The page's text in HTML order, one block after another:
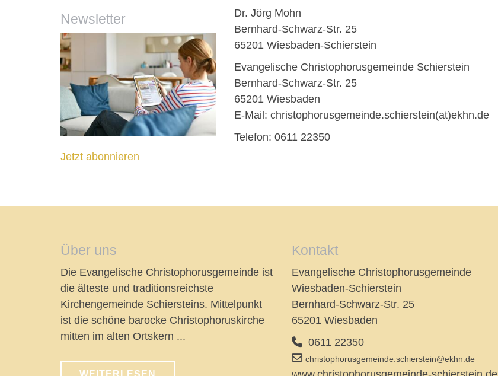
Dr. Jörg Mohn
Bernhard-Schwarz-Str. 25
65201 Wiesbaden-Schierstein
Evangelische Christophorusgemeinde Schierstein
Bernhard-Schwarz-Str. 25
65201 Wiesbaden
E-Mail: christophorusgemeinde.schierstein(at)ekhn.de
Telefon: 0611 22350
Newsletter
Jetzt abonnieren
Über uns
Die Evangelische Christophorusgemeinde ist
die älteste und traditionsreichste
Kirchengemeinde Schiersteins. Mittelpunkt
ist die schöne barocke Christophoruskirche
mitten im alten Ortskern ...
Kontakt
Evangelische Christophorusgemeinde
Wiesbaden-Schierstein
Bernhard-Schwarz-Str. 25
65201 Wiesbaden
0611 22350
christophorusgemeinde.schierstein@ekhn.de